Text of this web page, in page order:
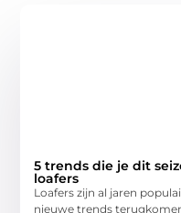
5 trends die je dit
loafers
Loafers zijn al jaren
nieuwe trends